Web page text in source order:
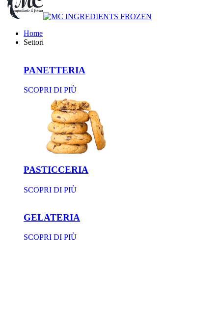
Home
Settori
PANETTERIA
SCOPRI DI PIÙ
PASTICCERIA
SCOPRI DI PIÙ
GELATERIA
SCOPRI DI PIÙ